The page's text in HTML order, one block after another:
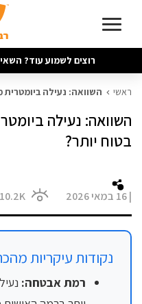
רוצים לשמוע עוד?
ראשי השוואה: נעילה ביומטרית
השוואה: נעילה
בטוח יותר?
|16 במאי 2026 10.2K
נקודות עיקריות
רמת אבטחה: